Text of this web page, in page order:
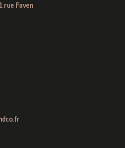
rue Faven